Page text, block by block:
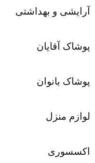
آرایشی و بهداشتی
پوشاک آقایان
پوشاک بانوان
لوازم منزل
اکسسوری